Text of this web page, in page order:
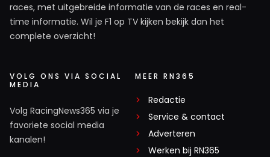
races, met uitgebreide informatie van de races en real-
time informatie. Wil je F1 op TV kijken bekijk dan het
complete overzicht!
VOLG ONS VIA SOCIAL
MEDIA
Volg RacingNews365 via je
favoriete social media
kanalen!
MEER RN365
Redactie
Service & contact
Adverteren
Werken bij RN365